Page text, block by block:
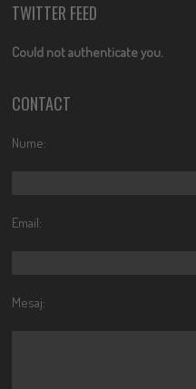
TWITTER FEED
Could not authenticate you.
CONTACT
Nume:
Email:
Mesaj: